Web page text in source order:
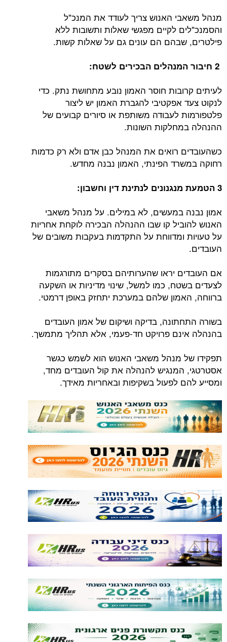
מנהל משאבי האנוש צריך לעודד את המנכ"ל
והסמנכ"לים לקיים מפגשי שאלות ותשובות ללא
פילטרים, שבהם הם עונים גם על שאלות קשות.
2 חיבור המנהלים הבכירים לשטח:
לעיתים קרובות חוסר האמון נובע מתחושת נתק. כדי
לנקוט צעד אפקטיבי להגברת האמון יש ליצור
פלטפורמות לעבודה משותפת או סיורים קבועים של
ההנהלה במחלקות השונות.
כשהעובדים רואים את המנהל כבן אדם ולא רק כדמות
רחוקה במשרד הפינתי, האמון נבנה מחדש.
3 הטמעת מנגנונים לנתינת דין וחשבון:
אמון נבנה במעשים, לא במילים. על מנהל משאבי
האנוש להוביל קו שבו ההנהלה הבכירה לוקחת אחריות
על טעויות ומדווחת על התקדמות בעקבות משובים של
העובדים.
אם העובדים יראו שהערותיהם בסקרים מתורגמות
לצעדים בשטח, כמו למשל, שינוי מדיניות או השקעה
ברווחה, האמון שלהם במערכת יתחזק באופן דרמטי.
בשורה התחתונה, בדיקה ושיקום של אמון העובדים
בהנהלה אינם פרויקט חד-פעמי, אלא תהליך מתמשך.
תפקידו של מנהל משאבי האנוש הוא לשמש כגשר
אסטרטגי, המנגיש להנהלה את קול העובדים מחד,
ומסייע להם לפעול בשקיפות ובאחריות מאידך.